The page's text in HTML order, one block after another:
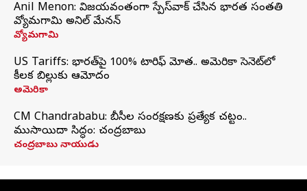
Anil Menon: విజయవంతంగా స్పేస్‌వాక్‌ చేసిన భారత సంతతి
వ్యోమగామి అనిల్‌ మేనన్
వ్యోమగామి
US Tariffs: భారత్‌పై 100% టారిఫ్‌ మోత.. అమెరికా సెనెట్‌లో
కీలక బిల్లుకు ఆమోదం
అమెరికా
CM Chandrababu: బీసీల సంరక్షణకు ప్రత్యేక చట్టం..
ముసాయిదా సిద్ధం: చంద్రబాబు
చంద్రబాబు నాయుడు